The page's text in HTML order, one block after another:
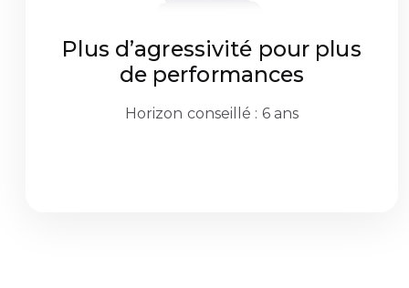
Plus d’agressivité pour plus
de performances
Horizon conseillé : 6 ans